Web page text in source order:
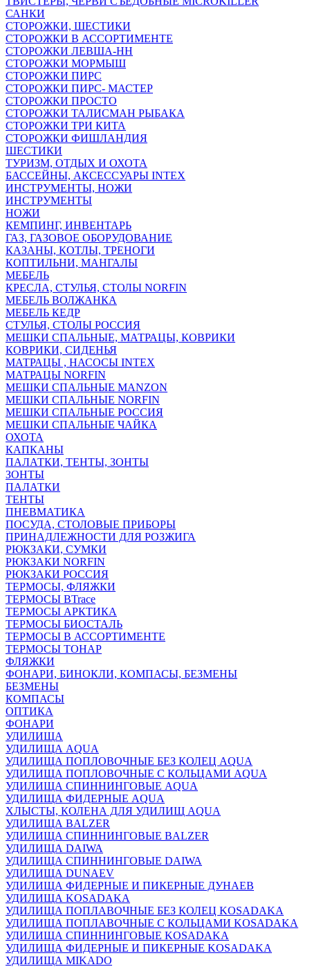
САНКИ
СТОРОЖКИ, ШЕСТИКИ
СТОРОЖКИ В АССОРТИМЕНТЕ
СТОРОЖКИ ЛЕВША-НН
СТОРОЖКИ МОРМЫШ
СТОРОЖКИ ПИРС
СТОРОЖКИ ПИРС- МАСТЕР
СТОРОЖКИ ПРОСТО
СТОРОЖКИ ТАЛИСМАН РЫБАКА
СТОРОЖКИ ТРИ КИТА
СТОРОЖКИ ФИШЛАНДИЯ
ШЕСТИКИ
ТУРИЗМ, ОТДЫХ И ОХОТА
БАССЕЙНЫ, АКСЕССУАРЫ INTEX
ИНСТРУМЕНТЫ, НОЖИ
ИНСТРУМЕНТЫ
НОЖИ
КЕМПИНГ, ИНВЕНТАРЬ
ГАЗ, ГАЗОВОЕ ОБОРУДОВАНИЕ
КАЗАНЫ, КОТЛЫ, ТРЕНОГИ
КОПТИЛЬНИ, МАНГАЛЫ
МЕБЕЛЬ
КРЕСЛА, СТУЛЬЯ, СТОЛЫ NORFIN
МЕБЕЛЬ ВОЛЖАНКА
МЕБЕЛЬ КЕДР
СТУЛЬЯ, СТОЛЫ РОССИЯ
МЕШКИ СПАЛЬНЫЕ, МАТРАЦЫ, КОВРИКИ
КОВРИКИ, СИДЕНЬЯ
МАТРАЦЫ , НАСОСЫ INTEX
МАТРАЦЫ NORFIN
МЕШКИ СПАЛЬНЫЕ MANZON
МЕШКИ СПАЛЬНЫЕ NORFIN
МЕШКИ СПАЛЬНЫЕ РОССИЯ
МЕШКИ СПАЛЬНЫЕ ЧАЙКА
ОХОТА
КАПКАНЫ
ПАЛАТКИ, ТЕНТЫ, ЗОНТЫ
ЗОНТЫ
ПАЛАТКИ
ТЕНТЫ
ПНЕВМАТИКА
ПОСУДА, СТОЛОВЫЕ ПРИБОРЫ
ПРИНАДЛЕЖНОСТИ ДЛЯ РОЗЖИГА
РЮКЗАКИ, СУМКИ
РЮКЗАКИ NORFIN
РЮКЗАКИ РОССИЯ
ТЕРМОСЫ, ФЛЯЖКИ
ТЕРМОСЫ BTrace
ТЕРМОСЫ АРКТИКА
ТЕРМОСЫ БИОСТАЛЬ
ТЕРМОСЫ В АССОРТИМЕНТЕ
ТЕРМОСЫ ТОНАР
ФЛЯЖКИ
ФОНАРИ, БИНОКЛИ, КОМПАСЫ, БЕЗМЕНЫ
БЕЗМЕНЫ
КОМПАСЫ
ОПТИКА
ФОНАРИ
УДИЛИЩА
УДИЛИЩА AQUA
УДИЛИЩА ПОПЛОВОЧНЫЕ БЕЗ КОЛЕЦ AQUA
УДИЛИЩА ПОПЛОВОЧНЫЕ С КОЛЬЦАМИ AQUA
УДИЛИЩА СПИННИНГОВЫЕ AQUA
УДИЛИЩА ФИДЕРНЫЕ AQUA
ХЛЫСТЫ, КОЛЕНА ДЛЯ УДИЛИЩ AQUA
УДИЛИЩА BALZER
УДИЛИЩА СПИННИНГОВЫЕ BALZER
УДИЛИЩА DAIWA
УДИЛИЩА СПИННИНГОВЫЕ DAIWA
УДИЛИЩА DUNAEV
УДИЛИЩА ФИДЕРНЫЕ И ПИКЕРНЫЕ ДУНАЕВ
УДИЛИЩА KOSADAKA
УДИЛИЩА ПОПЛАВОЧНЫЕ БЕЗ КОЛЕЦ KOSADAKA
УДИЛИЩА ПОПЛАВОЧНЫЕ С КОЛЬЦАМИ KOSADAKA
УДИЛИЩА СПИННИНГОВЫЕ KOSADAKA
УДИЛИЩА ФИДЕРНЫЕ И ПИКЕРНЫЕ KOSADAKA
УДИЛИЩА MIKADO